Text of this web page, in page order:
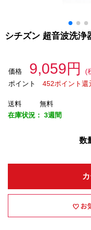
シチズン 超音波洗
価格 9,059円
(
ポイント
452ポイント還
送料
無料
在庫状況： 3週間
数